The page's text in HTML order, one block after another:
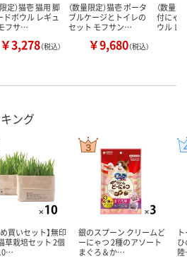
定）猫壱 猫用 脚
ドボウル レギュ
フサ…
￥3,278（税込）
（数量限定）猫壱 ポータ
ブルケージとトイレの
セット モフサン…
￥9,680（税込）
（数量
付にゃ
ウル レ
ング
め買いセット】無印
草栽培セット 2個
銀のスプーン クリームど
ーにゃつ 2種のアソート
まぐろ＆か…
ひ